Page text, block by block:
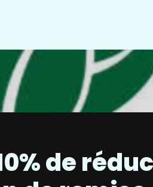
de